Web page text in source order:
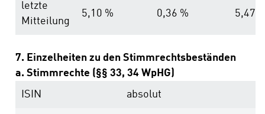
letzte
Mitteilung
5,10 % 0,36 % 5,47
7. Einzelheiten zu den Stimmrechtsbeständen
a. Stimmrechte (§§ 33, 34 WpHG)
ISIN
absolut